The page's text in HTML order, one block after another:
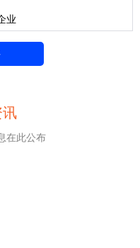
业
讯
在此公布